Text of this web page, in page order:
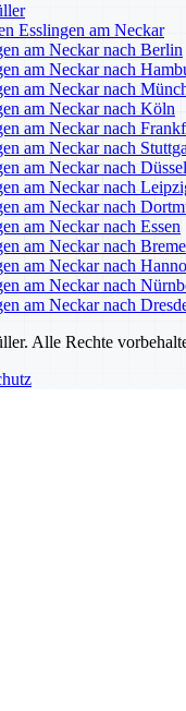
Esslingen am Neckar
am Neckar nach Berlin
am Neckar nach
am Neckar nach
am Neckar nach Köln
am Neckar nach
am Neckar nach
am Neckar nach
am Neckar nach
am Neckar nach
am Neckar nach Essen
am Neckar nach
am Neckar nach
am Neckar nach
am Neckar nach
Alle Rechte